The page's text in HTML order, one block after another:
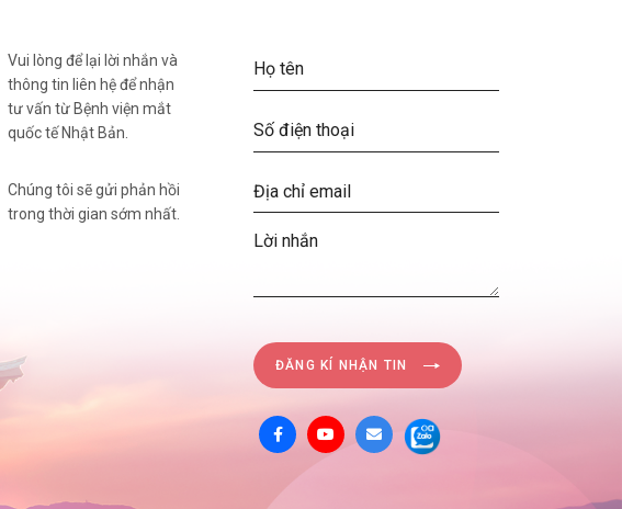
Vui lòng để lại lời nhắn và
thông tin liên hệ để nhận
tư vấn từ Bệnh viện mắt
quốc tế Nhật Bản.
Chúng tôi sẽ gửi phản hồi
trong thời gian sớm nhất.
ĐĂNG KÍ NHẬN TIN